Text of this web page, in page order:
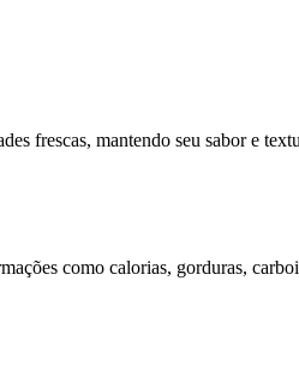
frescas, mantendo seu sabor e
como calorias, gorduras,